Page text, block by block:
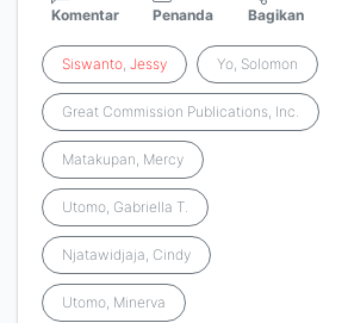
Komentar Penanda Bagikan
Siswanto, Jessy Yo, Solomon
Great Commission Publications, Inc.
Matakupan, Mercy
Utomo, Gabriella T.
Njatawidjaja, Cindy
Utomo, Minerva